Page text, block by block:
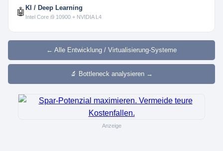
🤖 KI / Deep Learning
Intel Core i9 10900 + NVIDIA L4
← Alle Entwicklung / Virtualisierung-Systeme
🔬 Bottleneck analysieren →
Anzeige